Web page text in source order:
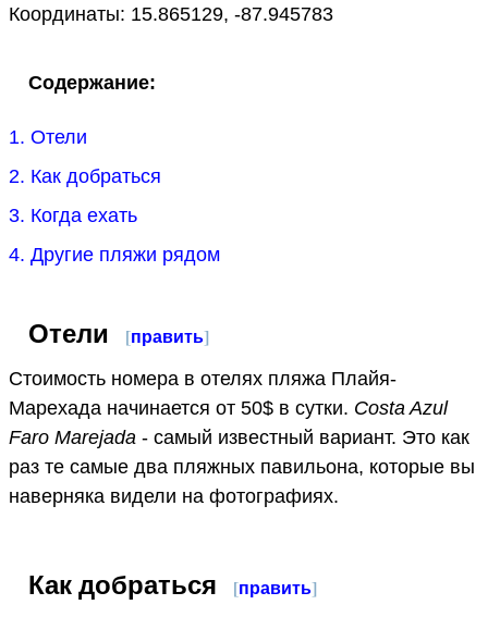
Координаты: 15.865129, -87.945783
Содержание:
1. Отели
2. Как добраться
3. Когда ехать
4. Другие пляжи рядом
Отели [править]
Стоимость номера в отелях пляжа Плайя-
Марехада начинается от 50$ в сутки. Costa Azul
Faro Marejada - самый известный вариант. Это как
раз те самые два пляжных павильона, которые вы
наверняка видели на фотографиях.
Как добраться [править]